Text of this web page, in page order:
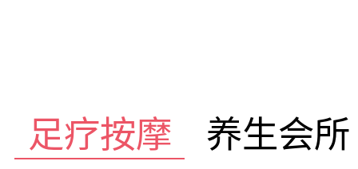
足疗按摩 养生会所